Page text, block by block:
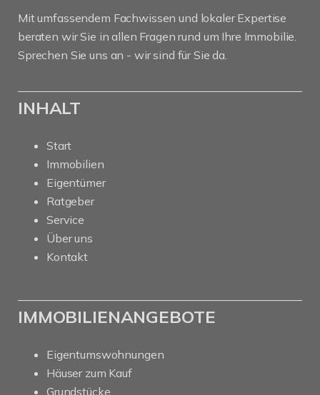
Mit umfassendem Fachwissen und lokaler Expertise
beraten wir Sie in allen Fragen rund um Ihre Immobilie.
Sprechen Sie uns an - wir sind für Sie da.
INHALT
Start
Immobilien
Eigentümer
Ratgeber
Service
Über uns
Kontakt
IMMOBILIENANGEBOTE
Eigentumswohnungen
Häuser zum Kauf
Grundstücke